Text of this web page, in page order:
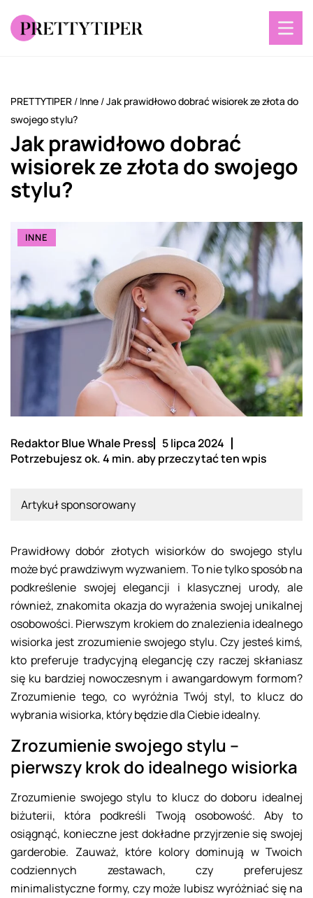
PRETTYTIPER / Inne /Jak prawidłowo dobrać wisiorek ze złota do
swojego stylu?
Jak prawidłowo dobrać
wisiorek ze złota do swojego
stylu?
INNE
Redaktor Blue Whale Press
5 lipca 2024
Potrzebujesz ok. 4 min. aby przeczytać ten wpis
Artykuł sponsorowany
Prawidłowy dobór złotych wisiorków do swojego stylu
może być prawdziwym wyzwaniem. To nie tylko sposób na
podkreślenie swojej elegancji i klasycznej urody, ale
również, znakomita okazja do wyrażenia swojej unikalnej
osobowości. Pierwszym krokiem do znalezienia idealnego
wisiorka jest zrozumienie swojego stylu. Czy jesteś kimś,
kto preferuje tradycyjną elegancję czy raczej skłaniasz
się ku bardziej nowoczesnym i awangardowym formom?
Zrozumienie tego, co wyróżnia Twój styl, to klucz do
wybrania wisiorka, który będzie dla Ciebie idealny.
Zrozumienie swojego stylu –
pierwszy krok do idealnego wisiorka
Zrozumienie swojego stylu to klucz do doboru idealnej
biżuterii, która podkreśli Twoją osobowość. Aby to
osiągnąć, konieczne jest dokładne przyjrzenie się swojej
garderobie. Zauważ, które kolory dominują w Twoich
codziennych zestawach, czy preferujesz
minimalistyczne formy, czy może lubisz wyróżniać się na